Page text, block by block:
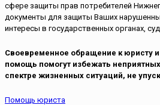
сфере защиты прав потребителей
документы для защиты Ваших
интересы в государственных органах,
Своевременное обращение к юристу
помощь помогут избежать
спектре жизненных ситуаций, не
Помощь юриста